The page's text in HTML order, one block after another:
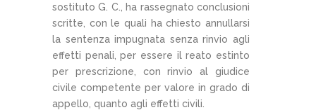
sostituto G. C., ha rassegnato conclusioni
scritte, con le quali ha chiesto annullarsi
la sentenza impugnata senza rinvio agli
effetti penali, per essere il reato estinto
per prescrizione, con rinvio al giudice
civile competente per valore in grado di
appello, quanto agli effetti civili.